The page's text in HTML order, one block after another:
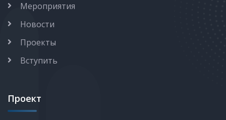
Мероприятия
Новости
Проекты
Вступить
Проект